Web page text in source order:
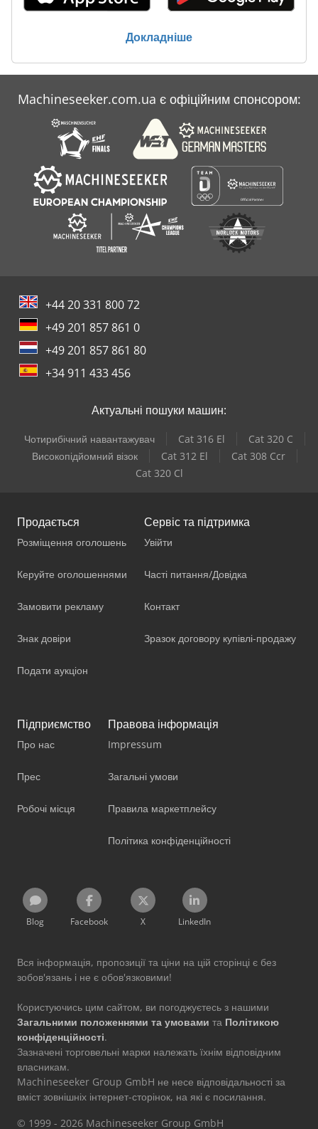
Докладніше
Machineseeker.com.ua є офіційним спонсором:
+44 20 331 800 72
+49 201 857 861 0
+49 201 857 861 80
+34 911 433 456
Актуальні пошуки машин:
Чотирибічний навантажувач Cat 316 El
Cat 320 C
Високопідйомний візок
Cat 312 El
Cat 308 Ccr
Cat 320 Cl
Продається
Розміщення оголошень
Керуйте оголошеннями
Замовити рекламу
Знак довіри
Подати аукціон
Сервіс та підтримка
Увійти
Часті питання/Довідка
Контакт
Зразок договору купівлі-продажу
Підприємство
Про нас
Прес
Робочі місця
Правова інформація
Impressum
Загальні умови
Правила маркетплейсу
Політика конфіденційності
Blog Facebook X LinkedIn
Вся інформація, пропозиції та ціни на цій сторінці є без
зобов'язань і не є обов'язковими!
Користуючись цим сайтом, ви погоджуєтесь з нашими
Загальними положеннями та умовами та Політикою
конфіденційності.
Зазначені торговельні марки належать їхнім відповідним
власникам.
Machineseeker Group GmbH не несе відповідальності за
вміст зовнішніх інтернет-сторінок, на які є посилання.
© 1999 - 2026 Machineseeker Group GmbH